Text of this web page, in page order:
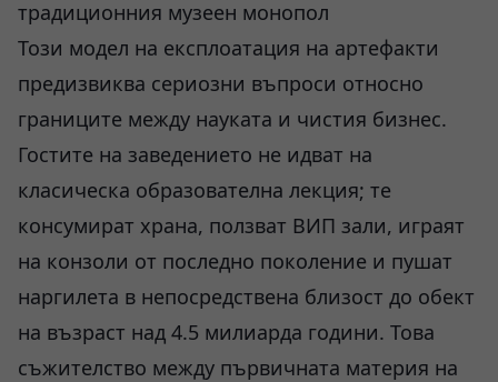
традиционния музеен монопол
Този модел на експлоатация на артефакти
предизвиква сериозни въпроси относно
границите между науката и чистия бизнес.
Гостите на заведението не идват на
класическа образователна лекция; те
консумират храна, ползват ВИП зали, играят
на конзоли от последно поколение и пушат
наргилета в непосредствена близост до обект
на възраст над 4.5 милиарда години. Това
съжителство между първичната материя на